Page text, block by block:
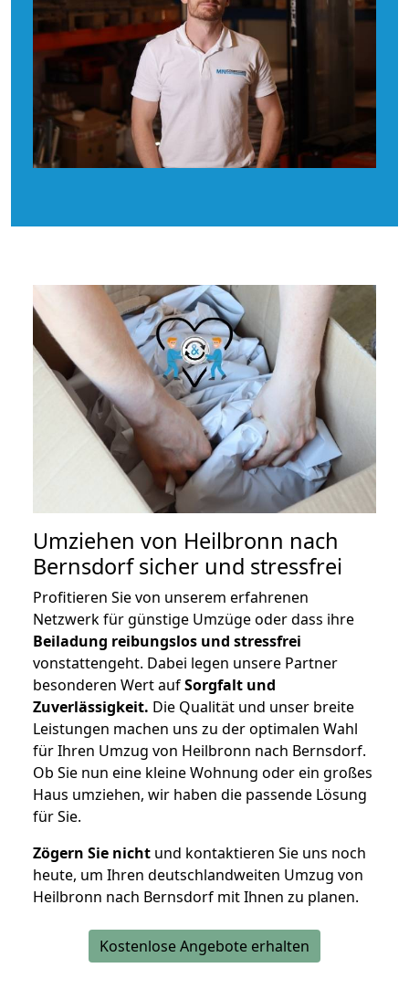
Umziehen von Heilbronn nach
Bernsdorfsicher und stressfrei
Profitieren Sie von unserem erfahrenen
Netzwerk für günstige Umzüge oder dass ihre
Beiladung reibungslos und stressfrei
vonstattengeht. Dabei legen unsere Partner
besonderen Wert aufSorgfalt und
Zuverlässigkeit. Die Qualität und unser breite
Leistungen machen uns zu der optimalen Wahl
für Ihren Umzug von Heilbronn nach Bernsdorf.
Ob Sie nun eine kleine Wohnung oder ein großes
Haus umziehen, wir haben die passende Lösung
für Sie.
Zögern Sie nicht und kontaktieren Sie uns noch
heute, um Ihren deutschlandweiten Umzug von
Heilbronn nach Bernsdorf mit Ihnen zu planen.
Kostenlose Angebote erhalten